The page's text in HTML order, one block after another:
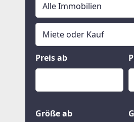
Suche läuft
Alle Immobilien
Alle Immobilien
Häuser
Grund und Boden
Miete oder Kauf
Miete oder Kauf
Kauf
Preis ab
Größe ab